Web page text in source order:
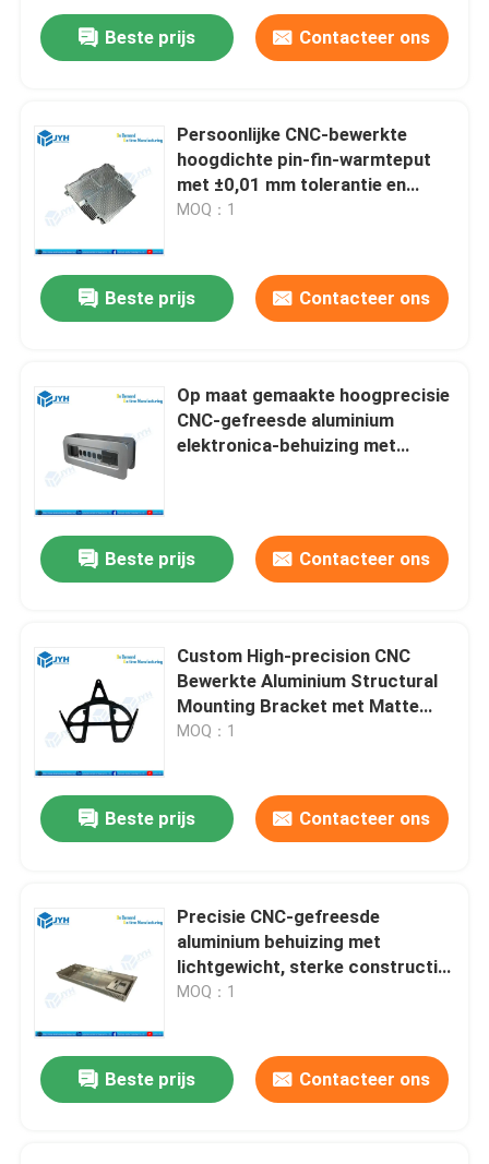
Beste prijs Contacteer ons
Persoonlijke CNC-bewerkte
hoogdichte pin-fin-warmteput
met ±0,01 mm tolerantie en
corrosiebestendig ECU-gebouw
MOQ：1
Beste prijs Contacteer ons
Op maat gemaakte hoogprecisie
CNC-gefreesde aluminium
elektronica-behuizing met
Beste prijs
Contacteer ons
Custom High-precision CNC
Bewerkte Aluminium Structural
Mounting Bracket met Matte
Black Anodized Finish
MOQ：1
Beste prijs Contacteer ons
Precisie CNC-gefreesde
aluminium behuizing met
lichtgewicht, sterke constructie
en uitstekende thermische
MOQ：1
Beste prijs Contacteer ons